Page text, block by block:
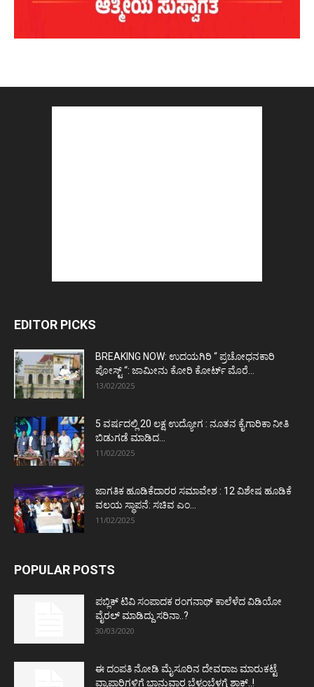
EDITOR PICKS
BREAKING NOW: ಉದಯಗಿರಿ “ ಪ್ರಚೋಧನಕಾರಿ
ಪೋಸ್ಟ್‌ “: ಜಾಮೀನು ಕೋರಿ ಕೋರ್ಟ್‌ ಮೊರೆ...
13/02/2025
5 ವರ್ಷದಲ್ಲಿ 20 ಲಕ್ಷ ಉದ್ಯೋಗ : ನೂತನ ಕೈಗಾರಿಕಾ ನೀತಿ
ಬಿಡುಗಡೆ ಮಾಡಿದ...
11/02/2025
ಜಾಗತಿಕ ಹೂಡಿಕೆದಾರರ ಸಮಾವೇಶ : 12 ವಿಶೇಷ ಹೂಡಿಕೆ
ವಲಯ ಸ್ಥಾಪನೆ: ಸಚಿವ ಎಂ...
11/02/2025
POPULAR POSTS
ಪಬ್ಲಿಕ್ ಟಿವಿ ಸಂಪಾದಕ ರಂಗನಾಥ್ ಕಾಲೆಳೆದ ವಿಡಿಯೋ
ವೈರಲ್ ಮಾಡಿದ್ದು ಸರಿನಾ..?
30/03/2020
ಈ ದಂಪತಿ ನೋಡಿ ಮೈಸೂರಿನ ದೇವರಾಜ ಮಾರುಕಟ್ಟೆ
ವ್ಯಾಪಾರಿಗಳಿಗೆ ಭಾನುವಾರ ಬೆಳ್ಳಂಬೆಳಗ್ಗೆ ಶಾಕ್..!